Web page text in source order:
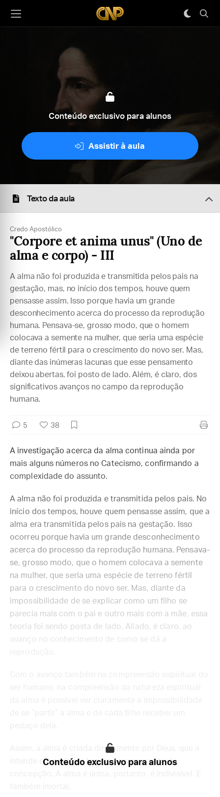
Conteúdo exclusivo para alunos
Assistir à aula
Texto da aula
Credo Apostólico
"Corpore et anima unus" (Uno de
alma e corpo) - III
A alma não foi produzida e transmitida pelos pais na
gestação, mas, no início dos tempos, houve quem
pensasse assim. Isso porque havia um grande
desconhecimento acerca do processo da reprodução
humana. Pensava-se, grosso modo, que o homem
colocava a semente na mulher, que seria uma espécie
de terreno fértil para o crescimento do novo ser. Mas,
diante das inúmeras lacunas que esse pensamento
deixou abertas, foi posto de lado. Além, é claro, dos
significativos avanços no campo da reprodução
humana.
5 38
A investigação acerca da alma continua ainda por
mais alguns números no Catecismo, confirmando a
complexidade do assunto.
A alma não foi produzida e transmitida pelos pais. No
início dos tempos, houve quem pensasse assim, que a
alma era transmitida pelos pais na gestação. Isso
ocorreu porque havia um grande desconhecimento
acerca do processo da reprodução humana. Pensava-
se, grosso modo, que o homem colocava a semente
na mulher, que seria uma espécie de terreno fértil
para o crescimento do novo ser. Mas, diante da
impossibilidade de se explicar como um filho se
parecia mais com o pai e outro mais com a mãe, essa
teoria foi sendo posta de lado. Aliado, é claro, ao
avanço no conhecimento de como se dá a
Assim, a alma é criada diretamente por Deus, que a
infunde em cada ser humano no momento da
Conteúdo exclusivo para alunos